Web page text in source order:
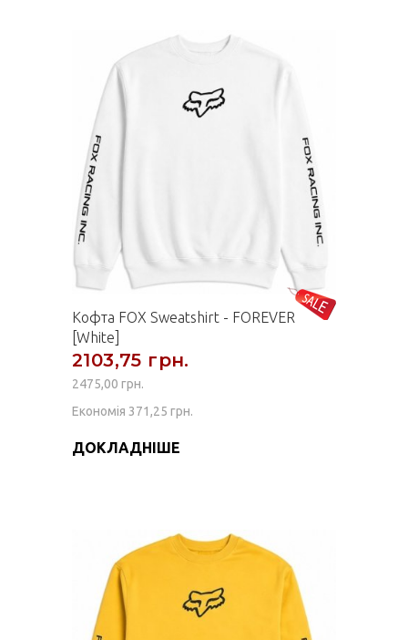
Кофта FOX Sweatshirt - FOREVER
[White]
2103,75 грн.
2475,00 грн.
Економія 371,25 грн.
ДОКЛАДНІШЕ